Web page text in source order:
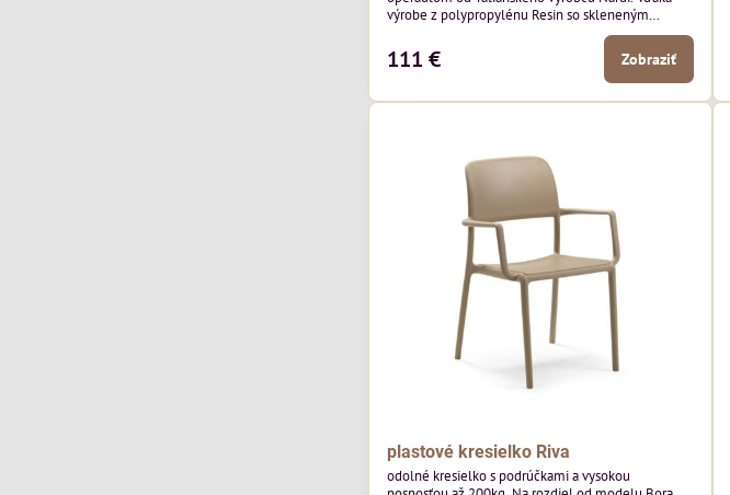
výrobe z polypropylénu Resin so skleneným
vláknom a UV aditívom je veľmi odolné,
111 € Zobraziť
plastové kresielko Riva
odolné kresielko s podrúčkami a vysokou